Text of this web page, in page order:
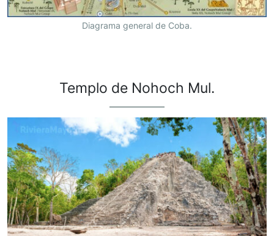
Diagrama general de Coba.
Templo de Nohoch Mul.